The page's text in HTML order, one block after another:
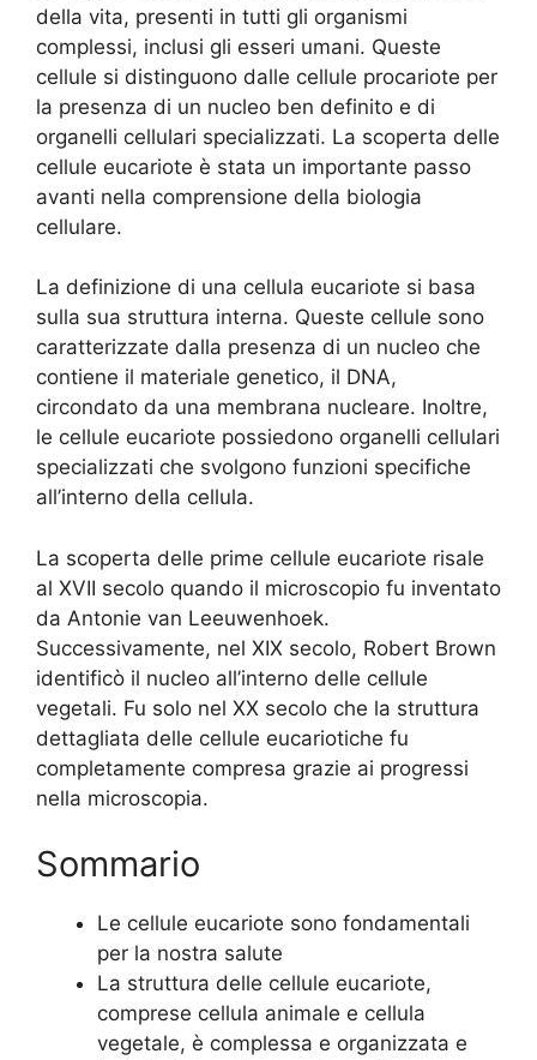
della vita, presenti in tutti gli organismi
complessi, inclusi gli esseri umani. Queste
cellule si distinguono dalle cellule procariote per
la presenza di un nucleo ben definito e di
organelli cellulari specializzati. La scoperta delle
cellule eucariote è stata un importante passo
avanti nella comprensione della biologia
cellulare.
La definizione di una cellula eucariote si basa
sulla sua struttura interna. Queste cellule sono
caratterizzate dalla presenza di un nucleo che
contiene il materiale genetico, il DNA,
circondato da una membrana nucleare. Inoltre,
le cellule eucariote possiedono organelli cellulari
specializzati che svolgono funzioni specifiche
all’interno della cellula.
La scoperta delle prime cellule eucariote risale
al XVII secolo quando il microscopio fu inventato
da Antonie van Leeuwenhoek.
Successivamente, nel XIX secolo, Robert Brown
identificò il nucleo all’interno delle cellule
vegetali. Fu solo nel XX secolo che la struttura
dettagliata delle cellule eucariotiche fu
completamente compresa grazie ai progressi
nella microscopia.
Sommario
Le cellule eucariote sono fondamentali
per la nostra salute
La struttura delle cellule eucariote,
comprese cellula animale e cellula
vegetale, è complessa e organizzata e